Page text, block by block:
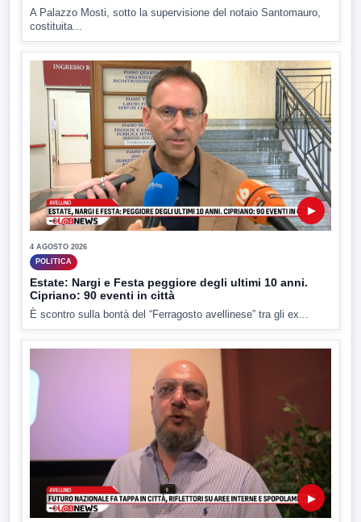
A Palazzo Mosti, sotto la supervisione del notaio Santomauro,
costituita...
▶
4 AGOSTO 2026
POLITICA
Estate: Nargi e Festa peggiore degli ultimi 10 anni.
Cipriano: 90 eventi in città
È scontro sulla bontà del “Ferragosto avellinese” tra gli ex...
▶